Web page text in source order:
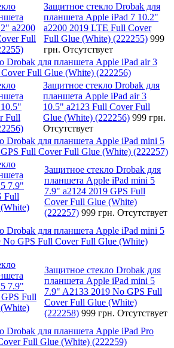
Защитное стекло Drobak для
планшета Apple iPad 7 10.2"
a2200 2019 LTE Full Cover
Full Glue (White) (222255) 999
грн. Отсутствует
Drobak для планшета Apple iPad air 3
Full Glue (White) (222256)
Защитное стекло Drobak для
планшета Apple iPad air 3
10.5" a2123 Full Cover Full
Glue (White) (222256) 999 грн.
Отсутствует
Drobak для планшета Apple iPad mini 5
Full Cover Full Glue (White) (222257)
Защитное стекло Drobak для
планшета Apple iPad mini 5
7.9" a2124 2019 GPS Full
Cover Full Glue (White)
(222257) 999 грн. Отсутствует
Drobak для планшета Apple iPad mini 5
No GPS Full Cover Full Glue (White)
Защитное стекло Drobak для
планшета Apple iPad mini 5
7.9" A2133 2019 No GPS Full
Cover Full Glue (White)
(222258) 999 грн. Отсутствует
Drobak для планшета Apple iPad Pro
Full Glue (White) (222259)